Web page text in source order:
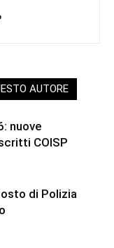
AUTORE
nuove
COISP
di Polizia